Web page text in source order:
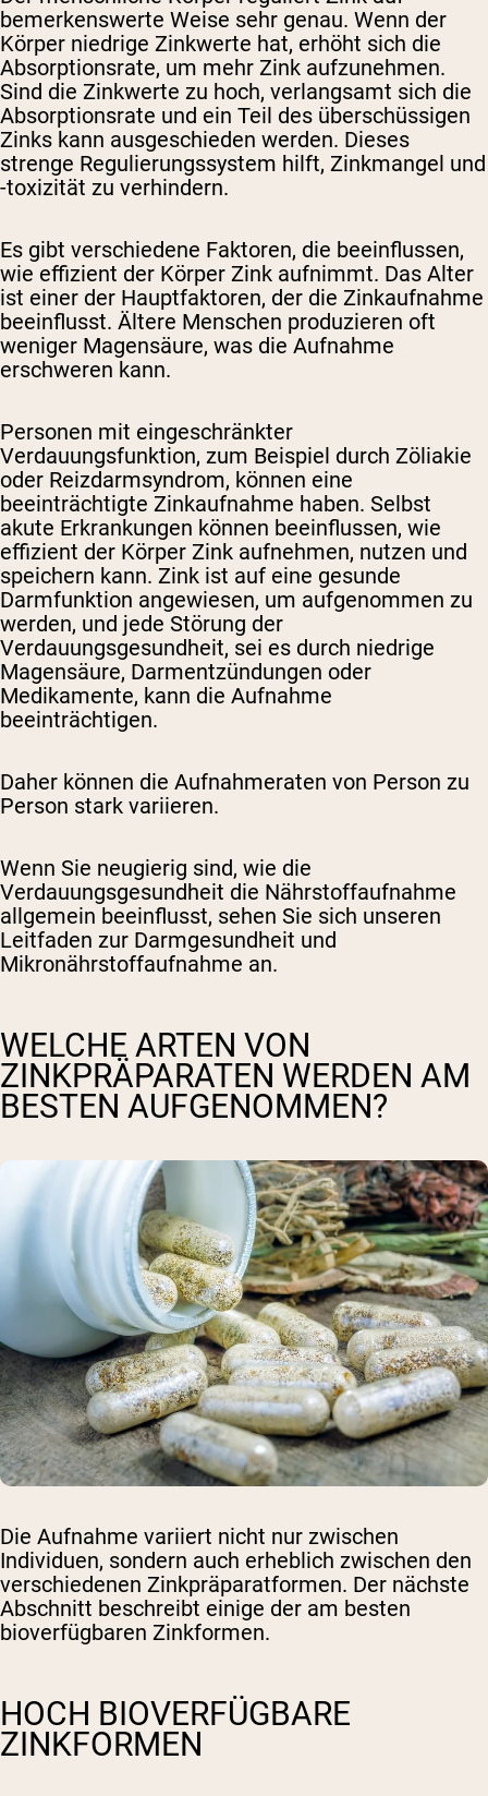
bemerkenswerte Weise sehr genau. Wenn der
Körper niedrige Zinkwerte hat, erhöht sich die
Absorptionsrate, um mehr Zink aufzunehmen.
Sind die Zinkwerte zu hoch, verlangsamt sich die
Absorptionsrate und ein Teil des überschüssigen
Zinks kann ausgeschieden werden. Dieses
strenge Regulierungssystem hilft, Zinkmangel und
-toxizität zu verhindern.
Es gibt verschiedene Faktoren, die beeinflussen,
wie effizient der Körper Zink aufnimmt. Das Alter
ist einer der Hauptfaktoren, der die Zinkaufnahme
beeinflusst. Ältere Menschen produzieren oft
weniger Magensäure, was die Aufnahme
erschweren kann.
Personen mit eingeschränkter
Verdauungsfunktion, zum Beispiel durch Zöliakie
oder Reizdarmsyndrom, können eine
beeinträchtigte Zinkaufnahme haben. Selbst
akute Erkrankungen können beeinflussen, wie
effizient der Körper Zink aufnehmen, nutzen und
speichern kann. Zink ist auf eine gesunde
Darmfunktion angewiesen, um aufgenommen zu
werden, und jede Störung der
Verdauungsgesundheit, sei es durch niedrige
Magensäure, Darmentzündungen oder
Medikamente, kann die Aufnahme
beeinträchtigen.
Daher können die Aufnahmeraten von Person zu
Person stark variieren.
Wenn Sie neugierig sind, wie die
Verdauungsgesundheit die Nährstoffaufnahme
allgemein beeinflusst, sehen Sie sich unseren
Leitfaden zur Darmgesundheit und
Mikronährstoffaufnahme an.
WELCHE ARTEN VON
ZINKPRÄPARATEN WERDEN AM
BESTEN AUFGENOMMEN?
Die Aufnahme variiert nicht nur zwischen
Individuen, sondern auch erheblich zwischen den
verschiedenen Zinkpräparatformen. Der nächste
Abschnitt beschreibt einige der am besten
bioverfügbaren Zinkformen.
HOCH BIOVERFÜGBARE
ZINKFORMEN